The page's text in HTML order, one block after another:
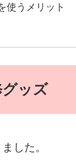
使うメリット
ッズ
した。